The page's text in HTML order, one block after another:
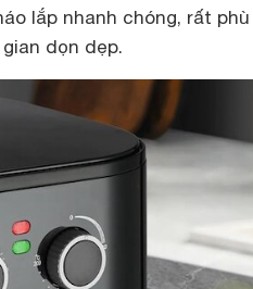
lắp nhanh chóng, rất phù
dọn dẹp.